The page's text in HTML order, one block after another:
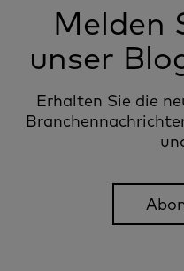
Melden
unser
Erhalten Sie die